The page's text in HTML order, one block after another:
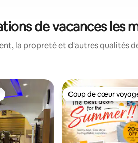
de vacances les
la propreté et d'autres qualités
Coup de cœur
Coup de cœur